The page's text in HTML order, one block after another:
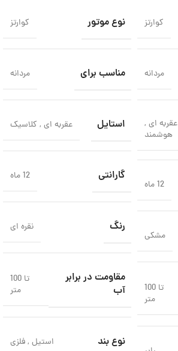
کوارتز
مردانه
عقربه ای ,
هوشمند
12 ماه
مشکی
تا 100
متر
نوع موتور کوارتز
مناسب برای مردانه
استایل عقربه ای , کلاسیک
گارانتی 12 ماه
رنگ نقره ای
مقاومت در برابر
آب
تا 100
متر
نوع بند استیل ,فلزی